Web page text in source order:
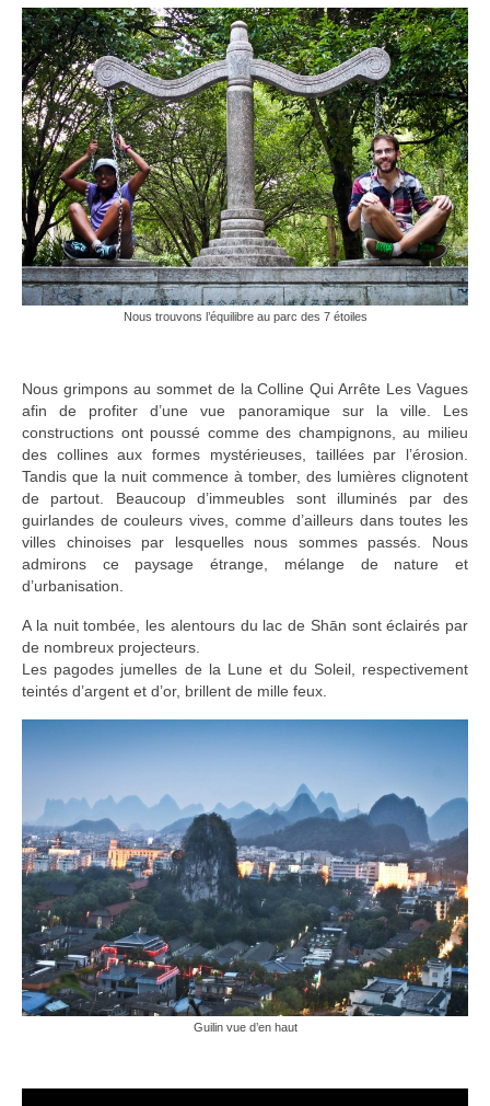
Nous trouvons l’équilibre au parc des 7 étoiles
Nous grimpons au sommet de la Colline Qui Arrête Les Vagues
afin de profiter d’une vue panoramique sur la ville. Les
constructions ont poussé comme des champignons, au milieu
des collines aux formes mystérieuses, taillées par l’érosion.
Tandis que la nuit commence à tomber, des lumières clignotent
de partout. Beaucoup d’immeubles sont illuminés par des
guirlandes de couleurs vives, comme d’ailleurs dans toutes les
villes chinoises par lesquelles nous sommes passés. Nous
admirons ce paysage étrange, mélange de nature et
d’urbanisation.
A la nuit tombée, les alentours du lac de Shān sont éclairés par
de nombreux projecteurs.
Les pagodes jumelles de la Lune et du Soleil, respectivement
teintés d’argent et d’or, brillent de mille feux.
Guilin vue d’en haut